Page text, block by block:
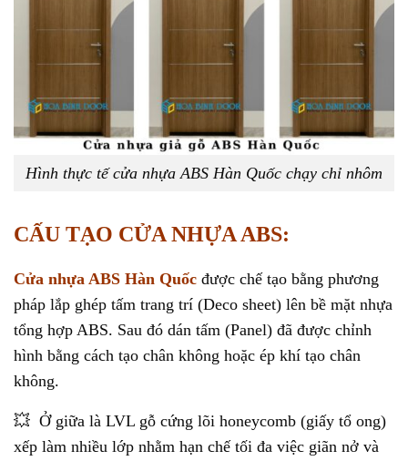
Hình thực tế cửa nhựa ABS Hàn Quốc chạy chỉ nhôm
CẤU TẠO CỬA NHỰA ABS:
Cửa nhựa ABS Hàn Quốc được chế tạo bằng phương
pháp lắp ghép tấm trang trí (Deco sheet) lên bề mặt nhựa
tổng hợp ABS. Sau đó dán tấm (Panel) đã được chỉnh
hình bằng cách tạo chân không hoặc ép khí tạo chân
không.
💥 Ở giữa là LVL gỗ cứng lõi honeycomb (giấy tổ ong)
xếp làm nhiều lớp nhằm hạn chế tối đa việc giãn nở và